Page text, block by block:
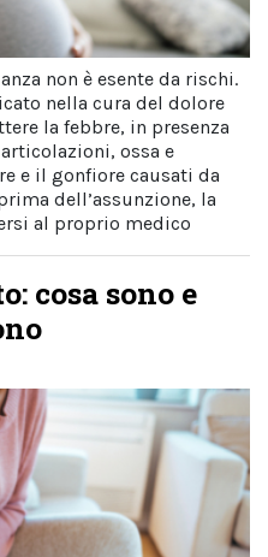
non è esente da rischi.
nella cura del dolore
la febbre, in presenza
ossa e
e il gonfiore causati da
dell’assunzione, la
al proprio medico
cosa sono e